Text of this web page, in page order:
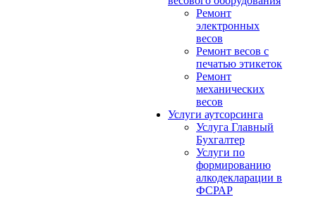
Ремонт
электронных
весов
Ремонт весов с
печатью этикеток
Ремонт
механических
весов
Услуги аутсорсинга
Услуга Главный
Бухгалтер
Услуги по
формированию
алкодекларации в
ФСРАР